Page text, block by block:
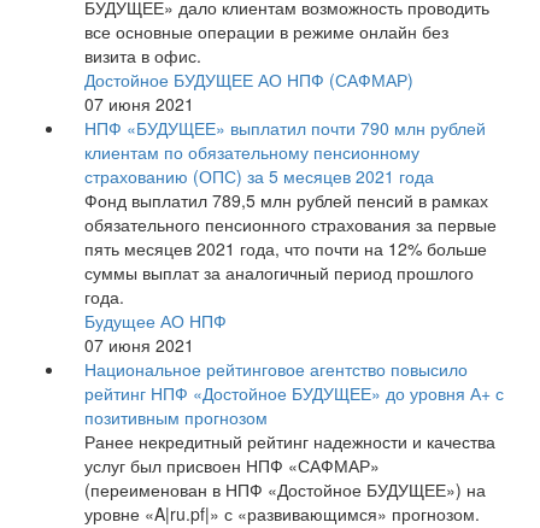
БУДУЩЕЕ» дало клиентам возможность проводить
все основные операции в режиме онлайн без
визита в офис.
Достойное БУДУЩЕЕ АО НПФ (САФМАР)
07 июня 2021
НПФ «БУДУЩЕЕ» выплатил почти 790 млн рублей
клиентам по обязательному пенсионному
страхованию (ОПС) за 5 месяцев 2021 года
Фонд выплатил 789,5 млн рублей пенсий в рамках
обязательного пенсионного страхования за первые
пять месяцев 2021 года, что почти на 12% больше
суммы выплат за аналогичный период прошлого
года.
Будущее АО НПФ
07 июня 2021
Национальное рейтинговое агентство повысило
рейтинг НПФ «Достойное БУДУЩЕЕ» до уровня А+ с
позитивным прогнозом
Ранее некредитный рейтинг надежности и качества
услуг был присвоен НПФ «САФМАР»
(переименован в НПФ «Достойное БУДУЩЕЕ») на
уровне «A|ru.pf|» с «развивающимся» прогнозом.